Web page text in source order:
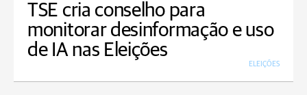
TSE cria conselho para
monitorar desinformação e uso
de IA nas Eleições
ELEIÇÕES